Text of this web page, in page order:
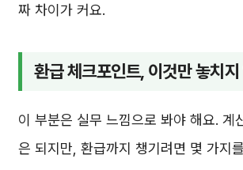
짜 차이가 커요.
환급 체크포인트, 이것만 놓치
이 부분은 실무 느낌으로 봐야 해요. 계
은 되지만, 환급까지 챙기려면 몇 가지